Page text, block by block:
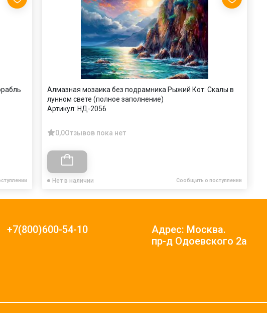
Алмазная мозаика без подрамника Рыжий Кот: Скалы в
лунном свете (полное заполнение)
Артикул: НД-2056
0,0Отзывов пока нет
Нет в наличии Сообщить о поступлении
+7(800)600-54-10
Адрес: Москва.
пр-д Одоевского 2а